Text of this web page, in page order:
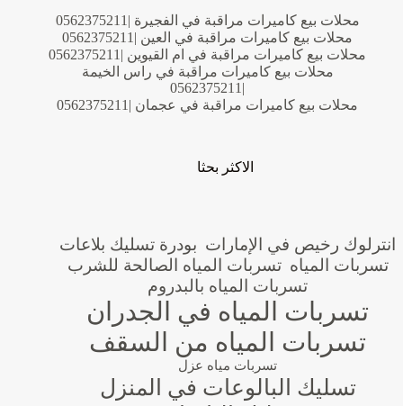
محلات بيع كاميرات مراقبة في الفجيرة |0562375211
محلات بيع كاميرات مراقبة في العين |0562375211
محلات بيع كاميرات مراقبة في ام القيوين |0562375211
محلات بيع كاميرات مراقبة في راس الخيمة
|0562375211
محلات بيع كاميرات مراقبة في عجمان |0562375211
الاكثر بحثا
انترلوك رخيص في الإمارات بودرة تسليك بلاعات
تسربات المياه تسربات المياه الصالحة للشرب
تسربات المياه بالبدروم
تسربات المياه في الجدران
تسربات المياه من السقف
تسربات مياه عزل
تسليك البالوعات في المنزل